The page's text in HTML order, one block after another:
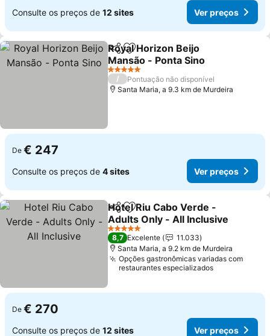
Consulte os preços de 12 sites Ver preços
PartilharAdicionar aos favoritos
Royal Horizon Beijo
Mansão - Ponta Sino
Ver preços
5 Estrelas
/
Pontuação não disponível
Santa Maria, a 9.3 km de Murdeira
De € 247
Consulte os preços de 4 sites Ver preços
PartilharAdicionar aos favoritos
Hotel Riu Cabo Verde -
Adults Only - All Inclusive
Ver preços
5 Estrelas
8,7 Excelente
11.033
Santa Maria, a 9.2 km de Murdeira
Opções gastronômicas variadas com
restaurantes especializados
De € 270
Consulte os preços de 12 sites Ver preços